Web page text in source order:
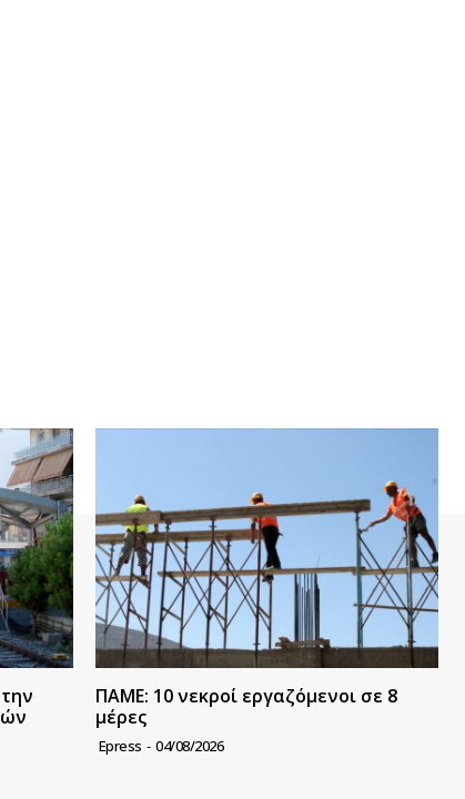
ΠΑΜΕ: 10 νεκροί εργαζόμενοι σε 8
μέρες
Epress - 04/08/2026